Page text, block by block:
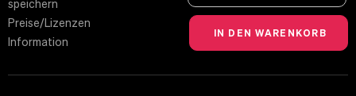
speichern
Preise/Lizenzen
Information